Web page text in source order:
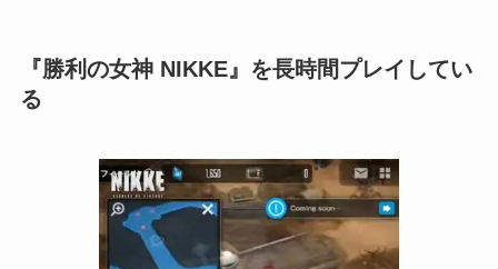
『勝利の女神 NIKKE』を長時間プレイしてい
る